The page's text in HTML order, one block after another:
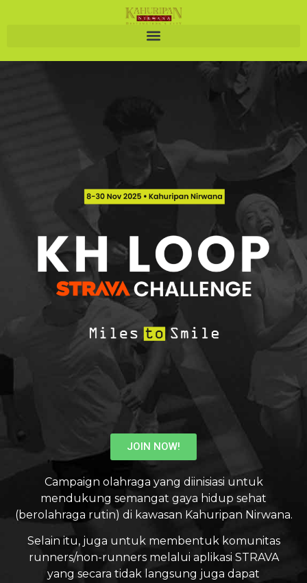
JOIN NOW!
Campaign olahraga yang diinisiasi untuk
mendukung semangat gaya hidup sehat
(berolahraga rutin) di kawasan Kahuripan Nirwana.
Selain itu, juga untuk membentuk komunitas
runners/non-runners melalui aplikasi STRAVA
yang secara tidak langsung juga dapat